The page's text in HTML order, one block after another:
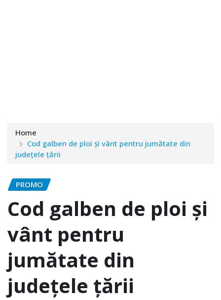
Home
Cod galben de ploi şi vânt pentru jumătate din
judeţele ţării
PROMO
Cod galben de ploi şi
vânt pentru
jumătate din
judeţele ţării